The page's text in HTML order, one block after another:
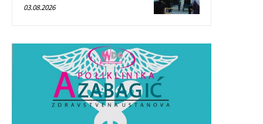
03.08.2026